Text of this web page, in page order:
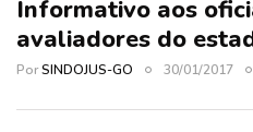
Informativo aos
avaliadores do
PorSINDOJUS-GO 30/01/2017